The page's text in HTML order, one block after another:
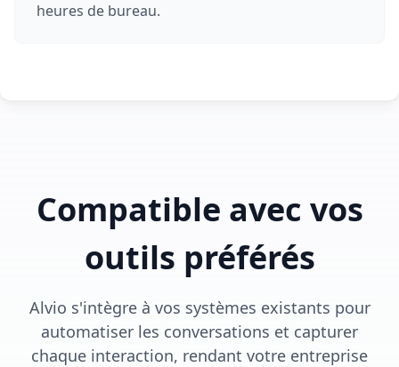
heures de bureau.
Compatible avec vos
outils préférés
Alvio s'intègre à vos systèmes existants pour
automatiser les conversations et capturer
chaque interaction, rendant votre entreprise